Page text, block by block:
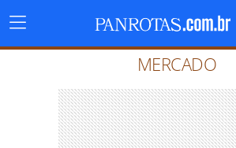
Menu
Principal
MERCADO